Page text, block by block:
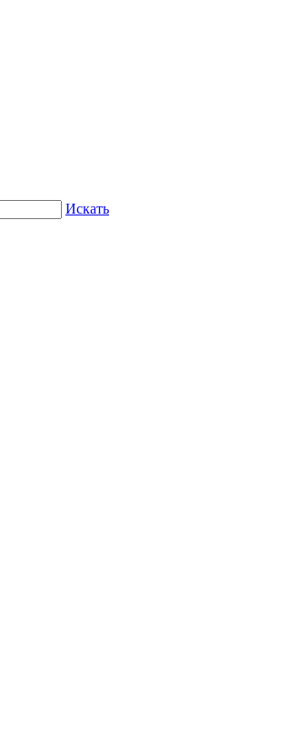
Искать